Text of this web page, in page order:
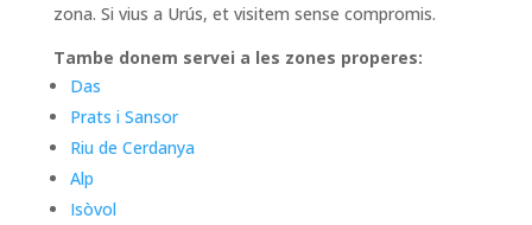
zona. Si vius a Urús, et visitem sense compromis.
Tambe donem servei a les zones properes:
Das
Prats i Sansor
Riu de Cerdanya
Alp
Isòvol